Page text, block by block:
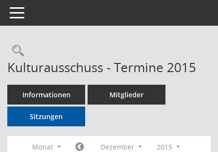
Toggle navigation
Rechercheauswahl
Kulturausschuss - Termine 2015
Informationen Mitglieder
Sitzungen
Monat Dezember
2015